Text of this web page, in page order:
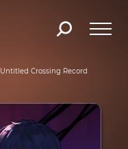
Untitled Crossing Record